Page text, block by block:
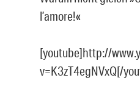
l’amore!«
[youtube]http://
v=K3zT4egNVxQ[/